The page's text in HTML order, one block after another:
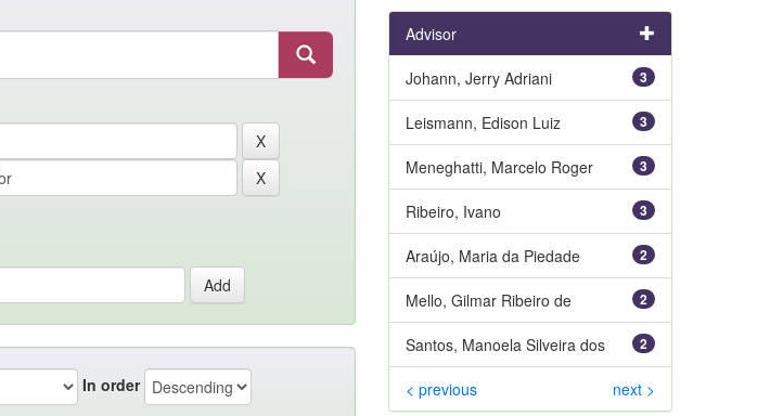
In order
Advisor
3
Johann, Jerry Adriani
3
Leismann, Edison Luiz
3
Meneghatti, Marcelo Roger
3
Ribeiro, Ivano
2
Araújo, Maria da Piedade
2
Mello, Gilmar Ribeiro de
2
Santos, Manoela Silveira dos
< previous next >